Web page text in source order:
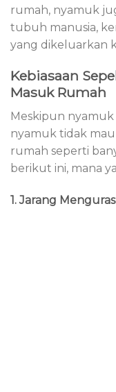
rumah, nyamuk
tubuh manusia,
yang dikeluarkan
Kebiasaan
Masuk Rumah
Meskipun
nyamuk tidak mau
rumah seperti
berikut ini, mana
1. Jarang